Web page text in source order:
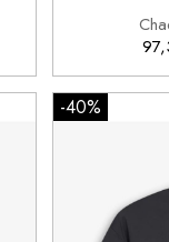

-40%